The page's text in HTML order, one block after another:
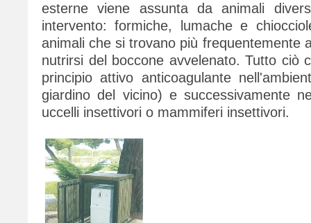
esterne viene assunta da animali
intervento: formiche, lumache e
animali che si trovano più frequentemente
nutrirsi del boccone avvelenato. Tutto ciò
principio attivo anticoagulante
giardino del vicino) e successivamente
uccelli insettivori o mammiferi insettivori.